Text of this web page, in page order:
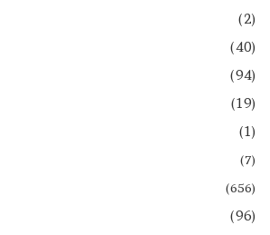
(2)
(40)
(94)
(19)
(1)
(7)
(656)
(96)